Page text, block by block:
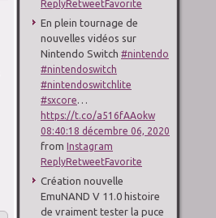
ReplyRetweetFavorite
En plein tournage de
nouvelles vidéos sur
Nintendo Switch #nintendo
#nintendoswitch
#nintendoswitchlite
#sxcore
https://t.co/a516fAAokw
08:40:18 décembre 06, 2020
from Instagram
ReplyRetweetFavorite
Création nouvelle
EmuNAND V 11.0 histoire
de vraiment tester la puce